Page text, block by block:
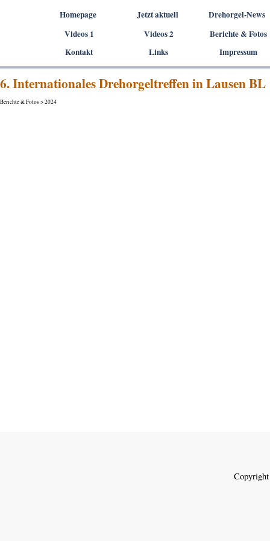
Homepage Jetzt aktuell
Drehorgel-News
Videos 1
▼
Videos 2 ▼
Berichte & Fotos
Kontakt
Links Impressum
6. Internationales Drehorgeltreffen in Lausen BL
Berichte & Fotos > 2024